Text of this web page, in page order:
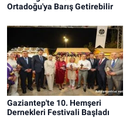
Ortadoğu'ya Barış Getirebilir
Gaziantep'te 10. Hemşeri
Dernekleri Festivali Başladı